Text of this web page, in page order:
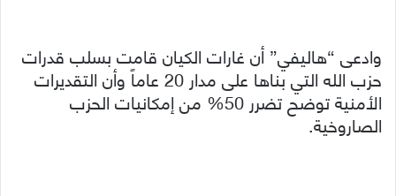
وادعى “هاليفي” أن غارات الكيان قامت بسلب قدرات
حزب الله التي بناها على مدار 20 عاماً وأن التقديرات
الأمنية توضح تضرر 50% من إمكانيات الحزب
الصاروخية.